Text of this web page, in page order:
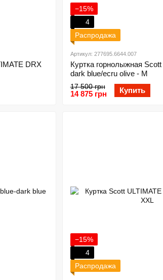
DRX
−15%
4
Распродажа
Артикул: 277695.6644.007
Куртка горнолыжная
dark blue/ecru olive - M
17 500 грн
14 875 грн Купить
−15%
4
Распродажа